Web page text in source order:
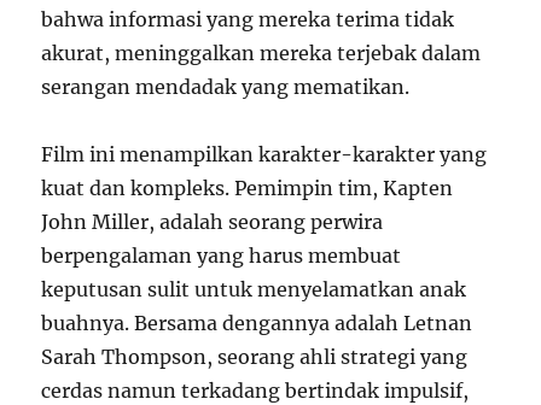
bahwa informasi yang mereka terima tidak
akurat, meninggalkan mereka terjebak dalam
serangan mendadak yang mematikan.
Film ini menampilkan karakter-karakter yang
kuat dan kompleks. Pemimpin tim, Kapten
John Miller, adalah seorang perwira
berpengalaman yang harus membuat
keputusan sulit untuk menyelamatkan anak
buahnya. Bersama dengannya adalah Letnan
Sarah Thompson, seorang ahli strategi yang
cerdas namun terkadang bertindak impulsif,